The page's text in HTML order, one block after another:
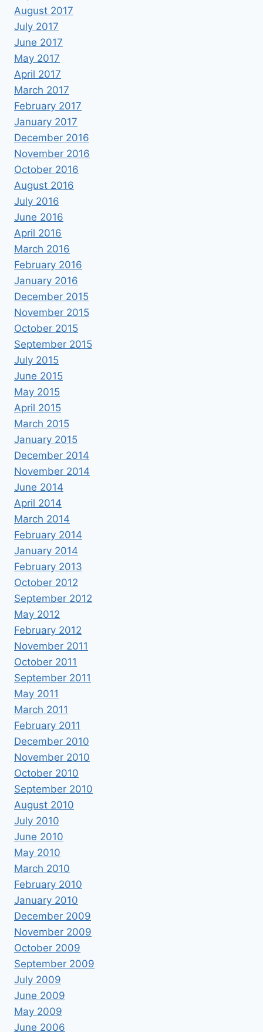
August 2017
July 2017
June 2017
May 2017
April 2017
March 2017
February 2017
January 2017
December 2016
November 2016
October 2016
August 2016
July 2016
June 2016
April 2016
March 2016
February 2016
January 2016
December 2015
November 2015
October 2015
September 2015
July 2015
June 2015
May 2015
April 2015
March 2015
January 2015
December 2014
November 2014
June 2014
April 2014
March 2014
February 2014
January 2014
February 2013
October 2012
September 2012
May 2012
February 2012
November 2011
October 2011
September 2011
May 2011
March 2011
February 2011
December 2010
November 2010
October 2010
September 2010
August 2010
July 2010
June 2010
May 2010
March 2010
February 2010
January 2010
December 2009
November 2009
October 2009
September 2009
July 2009
June 2009
May 2009
June 2006